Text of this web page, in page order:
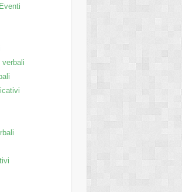
verbali